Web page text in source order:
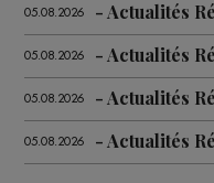
05.08.2026 Actualités
05.08.2026 Actualités
05.08.2026 Actualités
05.08.2026 Actualités